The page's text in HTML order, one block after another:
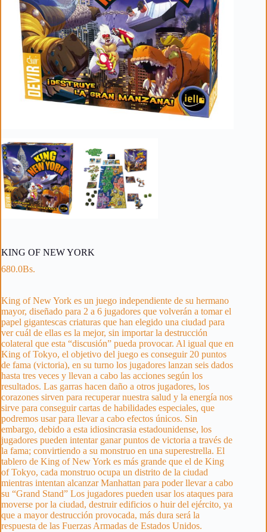
KING OF NEW YORK
680.0Bs.
King of New York es un juego independiente de su hermano
mayor, diseñado para 2 a 6 jugadores que volverán a tomar el
papel gigantescas criaturas que han elegido una ciudad para
ver cuál de ellas es la mejor, sin importar la destrucción
colateral que esta “discusión” pueda provocar. Al igual que en
King of Tokyo, el objetivo del juego es conseguir 20 puntos
de fama (victoria), en su turno los jugadores lanzan seis dados
hasta tres veces y llevan a cabo las acciones según los
resultados. Las garras hacen daño a otros jugadores, los
corazones sirven para recuperar nuestra salud y la energía nos
sirve para conseguir cartas de habilidades especiales, que
podremos usar para llevar a cabo efectos únicos. Sin
embargo, debido a esta idiosincrasia estadounidense, los
jugadores pueden intentar ganar puntos de victoria a través de
la fama; convirtiendo a su monstruo en una superestrella. El
tablero de King of New York es más grande que el de King
of Tokyo, cada monstruo ocupa un distrito de la ciudad
mientras intentan alcanzar Manhattan para poder llevar a cabo
su “Grand Stand” Los jugadores pueden usar los ataques para
moverse por la ciudad, destruir edificios o huir del ejército, ya
que a mayor destrucción provocada, más dura será la
respuesta de las Fuerzas Armadas de Estados Unidos.